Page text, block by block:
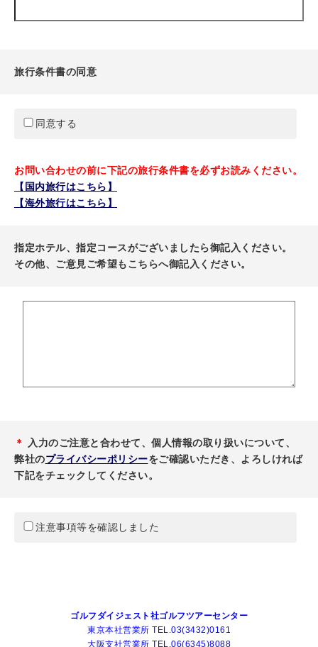
旅行条件書の同意
同意する
お問い合わせの前に下記の旅行条件書を必ずお読みください。
【国内旅行はこちら】
【海外旅行はこちら】
指定ホテル、指定コースがございましたら御記入ください。
その他、ご意見ご希望もこちらへ御記入ください。
＊
入力のご注意と合わせて、個人情報の取り扱いについて、
弊社のプライバシーポリシーをご確認いただき、よろしければ
下記をチェックしてください。
注意事項等を確認しました
ゴルフダイジェスト社ゴルフツアーセンター
東京本社営業所 TEL.03(3432)0161
大阪支社営業所 TEL.06(6345)8088